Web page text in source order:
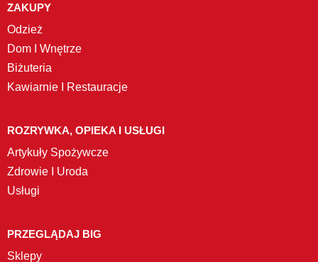
ZAKUPY
Odzież
Dom I Wnętrze
Biżuteria
Kawiarnie I Restauracje
ROZRYWKA, OPIEKA I USŁUGI
Artykuły Spożywcze
Zdrowie I Uroda
Usługi
PRZEGLĄDAJ BIG
Sklepy